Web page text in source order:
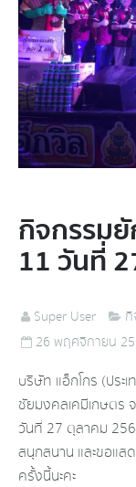
กิจกรรม
11 วันที่
Super User
26 พฤศจิกายน
บริษัท แอ็กโกร (ประ
ชัยมงคลเคมีเกษต
วันที่ 27 ตุลาคม
สนุกสนาน และขอแส
ครั้งนี้นะคะ